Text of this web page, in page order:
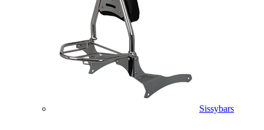
Sissybars